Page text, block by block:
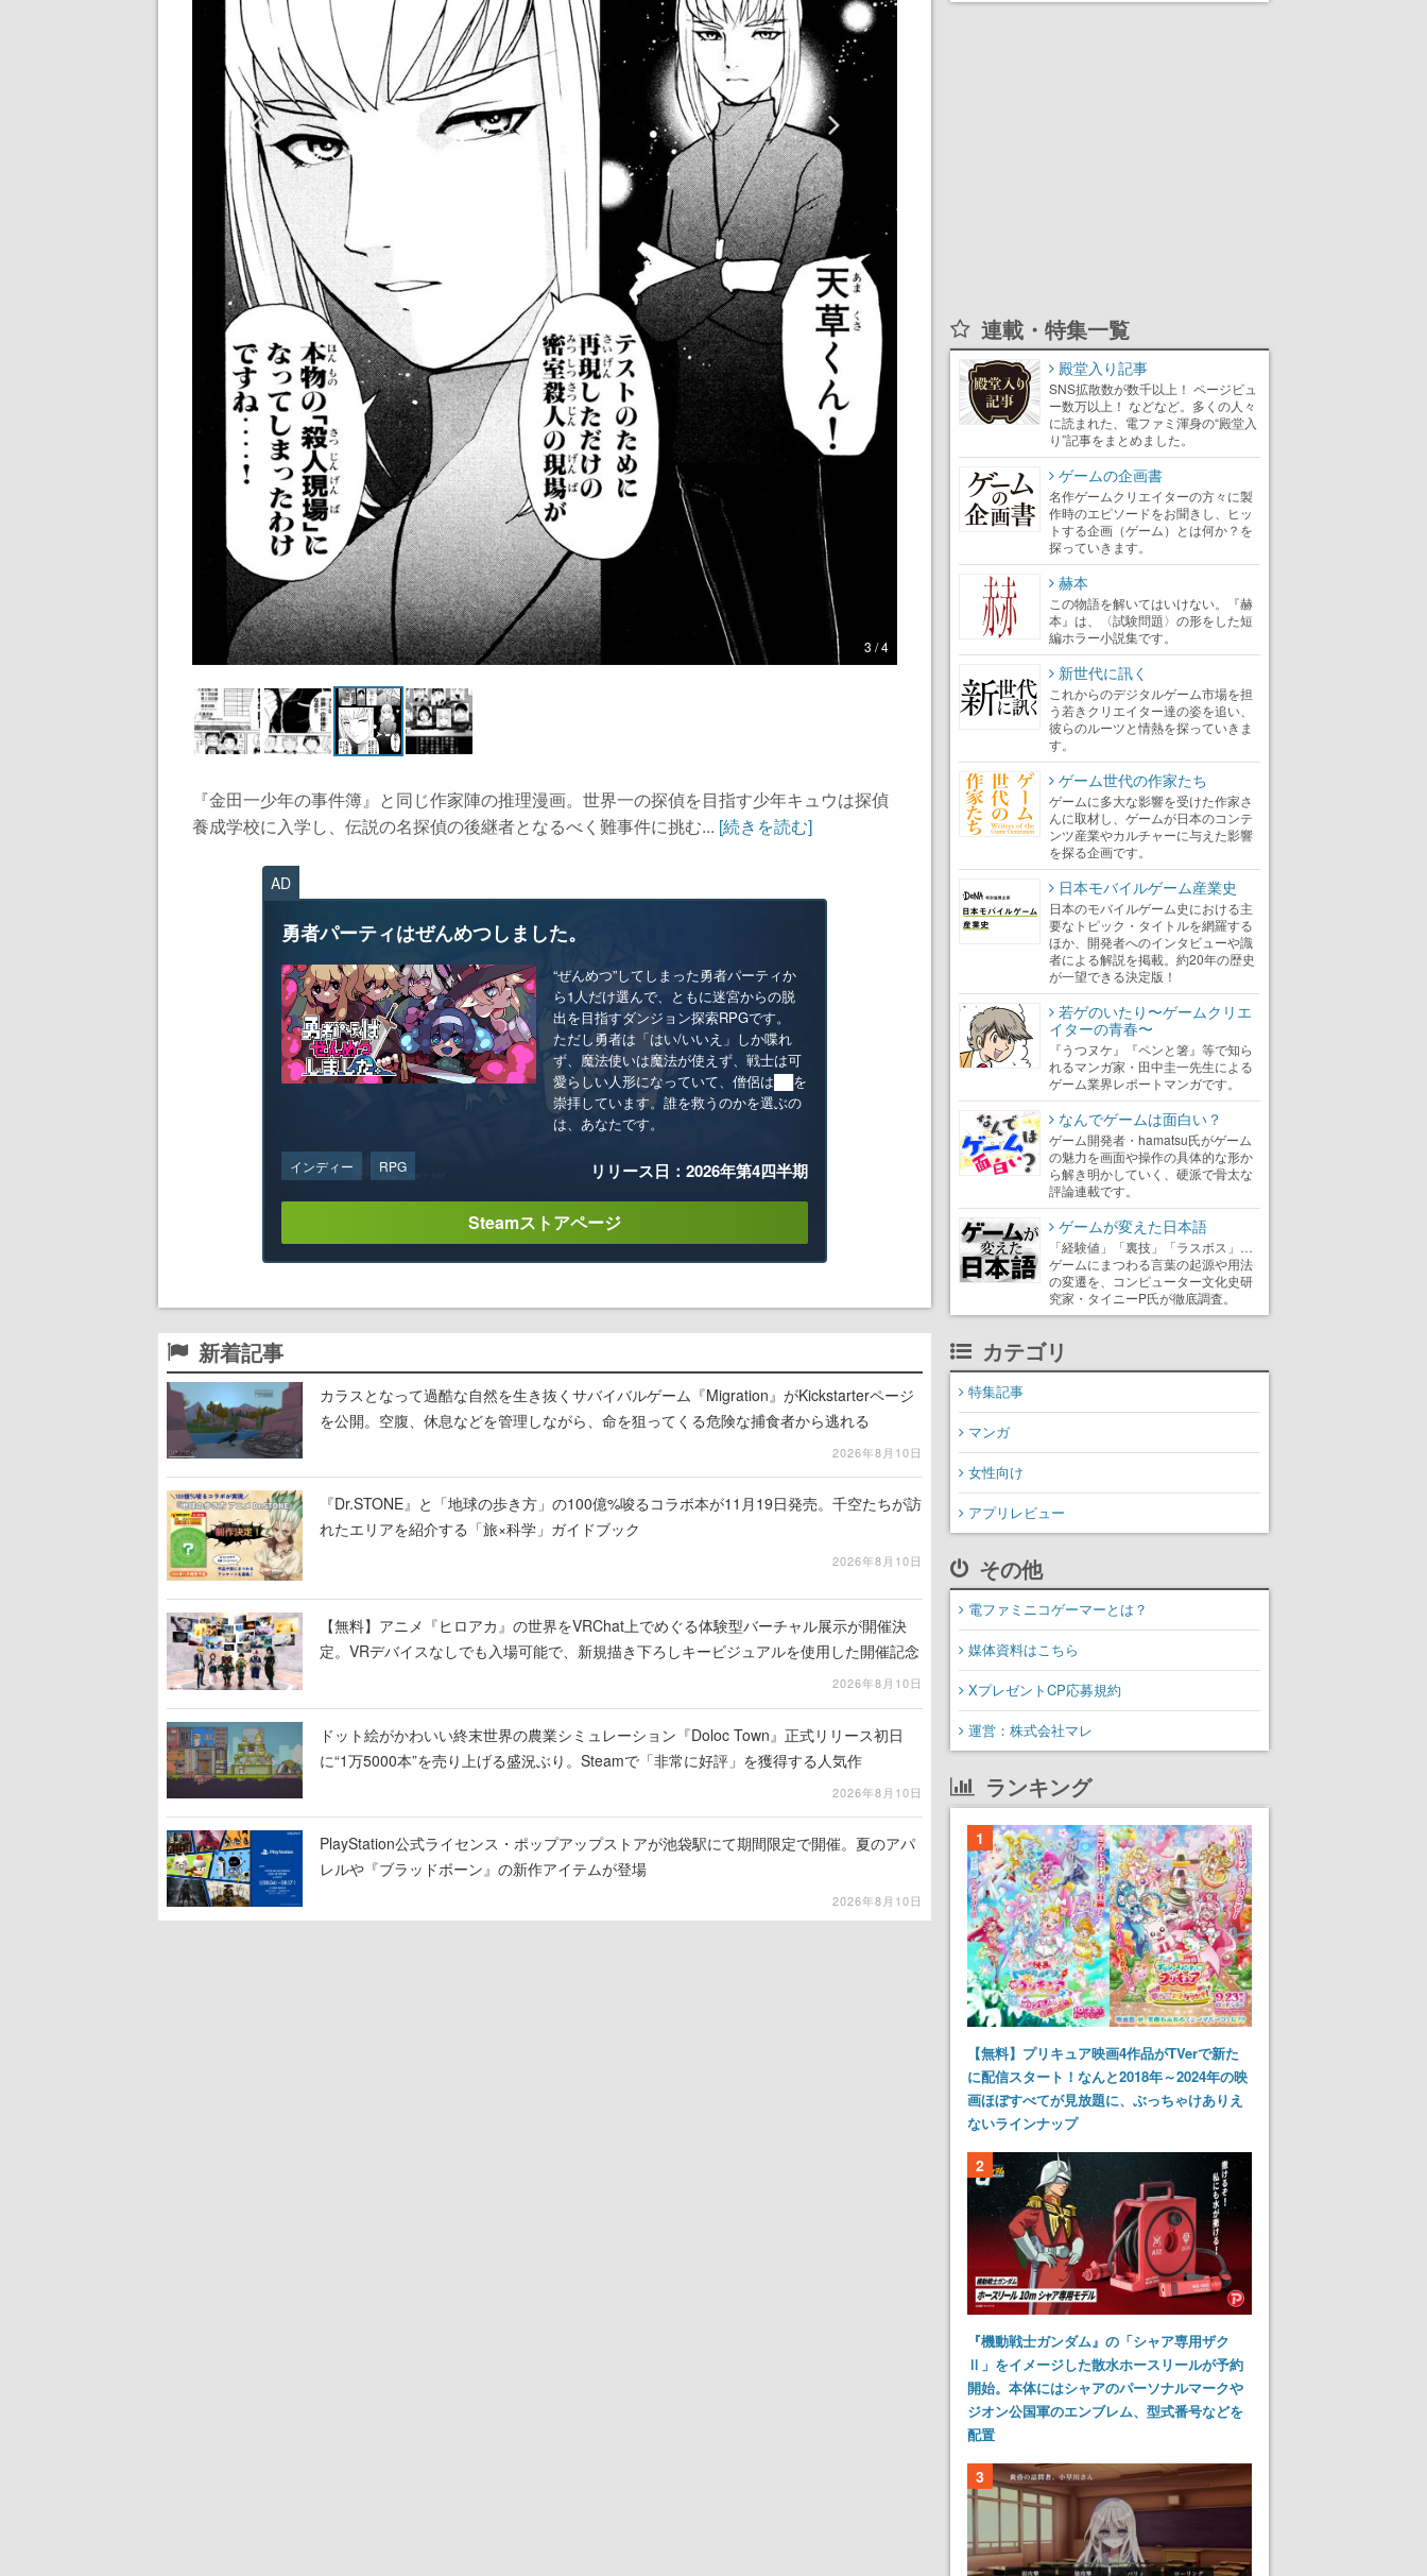
3 / 4
『金田一少年の事件簿』と同じ作家陣の推理漫画。世界一の探偵を目指す少年キュウは探偵
養成学校に入学し、伝説の名探偵の後継者となるべく難事件に挑む... [続きを読む]
AD
勇者パーティはぜんめつしました。
“ぜんめつ”してしまった勇者パーティか
ら1人だけ選んで、ともに迷宮からの脱
出を目指すダンジョン探索RPGです。
ただし勇者は「はい/いいえ」しか喋れ
ず、魔法使いは魔法が使えず、戦士は可
愛らしい人形になっていて、僧侶は██を
崇拝しています。誰を救うのかを選ぶの
は、あなたです。
インディー RPG リリース日：2026年第4四半期
Steamストアページ
新着記事
カラスとなって過酷な自然を生き抜くサバイバルゲーム『Migration』がKickstarterページ
を公開。空腹、休息などを管理しながら、命を狙ってくる危険な捕食者から逃れる
2026年8月10日
『Dr.STONE』と「地球の歩き方」の100億%唆るコラボ本が11月19日発売。千空たちが訪
れたエリアを紹介する「旅×科学」ガイドブック
2026年8月10日
【無料】アニメ『ヒロアカ』の世界をVRChat上でめぐる体験型バーチャル展示が開催決
定。VRデバイスなしでも入場可能で、新規描き下ろしキービジュアルを使用した開催記念
2026年8月10日
ドット絵がかわいい終末世界の農業シミュレーション『Doloc Town』正式リリース初日
に“1万5000本”を売り上げる盛況ぶり。Steamで「非常に好評」を獲得する人気作
2026年8月10日
PlayStation公式ライセンス・ポップアップストアが池袋駅にて期間限定で開催。夏のアパ
レルや『ブラッドボーン』の新作アイテムが登場
2026年8月10日
連載・特集一覧
殿堂入り記事
SNS拡散数が数千以上！ ページビュ
ー数万以上！ などなど。多くの人々
に読まれた、電ファミ渾身の“殿堂入
り”記事をまとめました。
ゲームの企画書
名作ゲームクリエイターの方々に製
作時のエピソードをお聞きし、ヒッ
トする企画（ゲーム）とは何か？を
探っていきます。
赫本
この物語を解いてはいけない。『赫
本』は、〈試験問題〉の形をした短
編ホラー小説集です。
新世代に訊く
これからのデジタルゲーム市場を担
う若きクリエイター達の姿を追い、
彼らのルーツと情熱を探っていきま
す。
ゲーム世代の作家たち
ゲームに多大な影響を受けた作家さ
んに取材し、ゲームが日本のコンテ
ンツ産業やカルチャーに与えた影響
を探る企画です。
日本モバイルゲーム産業史
日本のモバイルゲーム史における主
要なトピック・タイトルを網羅する
ほか、開発者へのインタビューや識
者による解説を掲載。約20年の歴史
が一望できる決定版！
若ゲのいたり〜ゲームクリエ
イターの青春〜
『うつヌケ』『ペンと箸』等で知ら
れるマンガ家・田中圭一先生による
ゲーム業界レポートマンガです。
なんでゲームは面白い？
ゲーム開発者・hamatsu氏がゲーム
の魅力を画面や操作の具体的な形か
ら解き明かしていく、硬派で骨太な
評論連載です。
ゲームが変えた日本語
「経験値」「裏技」「ラスボス」…
ゲームにまつわる言葉の起源や用法
の変遷を、コンピューター文化史研
究家・タイニーP氏が徹底調査。
カテゴリ
特集記事
マンガ
女性向け
アプリレビュー
その他
電ファミニコゲーマーとは？
媒体資料はこちら
XプレゼントCP応募規約
運営：株式会社マレ
ランキング
1
【無料】プリキュア映画4作品がTVerで新た
に配信スタート！なんと2018年～2024年の映
画ほぼすべてが見放題に、ぶっちゃけありえ
ないラインナップ
2
『機動戦士ガンダム』の「シャア専用ザク
Ⅱ」をイメージした散水ホースリールが予約
開始。本体にはシャアのパーソナルマークや
ジオン公国軍のエンブレム、型式番号などを
配置
3